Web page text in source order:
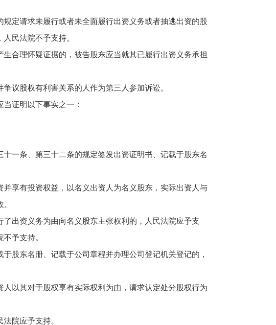
定请求未履行或者未全面履行出资义务或者抽逃出资的股
民法院不予支持。
理怀疑证据的，被告股东应当就其已履行出资义务承担
股权有利害关系的人作为第三人参加诉讼。
证明以下事实之一：
条、第三十二条的规定签发出资证明书、记载于股东名
有投资权益，以名义出资人为名义股东，实际出资人与
出资义务为由向名义股东主张权利的，人民法院应予支
予支持。
东名册、记载于公司章程并办理公司登记机关登记的，
其对于股权享有实际权利为由，请求认定处分股权行为
院应予支持。